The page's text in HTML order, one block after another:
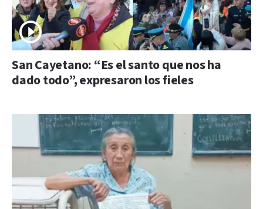
San Cayetano: “Es el santo que nos ha
dado todo”, expresaron los fieles